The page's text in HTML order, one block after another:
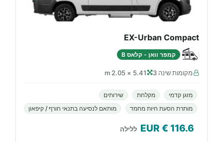
EX-Urban Compact
קמפר וואן - קלאס B
מקומות שינה 3 5.41 × 2.05 m
מזגן קדמי מקלחת
שירותים
מותרת הסעת חיות מחמד
מותאם לנסיעה בתנאי חורף / קיפאון
116.6
€ EUR ללילה